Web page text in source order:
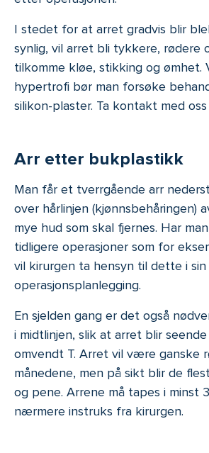
I stedet for at arret gradvis blir
synlig, vil arret bli tykkere, rødere
tilkomme kløe, stikking og ømhet.
hypertrofi bør man forsøke
silikon-plaster. Ta kontakt med
Arr etter bukplastikk
Man får et tverrgående arr
over hårlinjen (kjønnsbehåringen)
mye hud som skal fjernes. Har
tidligere operasjoner som for
vil kirurgen ta hensyn til dette i sin
operasjonsplanlegging.
En sjelden gang er det også
i midtlinjen, slik at arret blir
omvendt T. Arret vil være ganske
månedene, men på sikt blir de
og pene. Arrene må tapes i minst
nærmere instruks fra kirurgen.